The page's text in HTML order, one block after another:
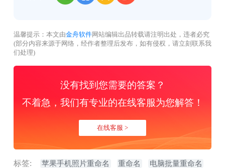
温馨提示：本文由金舟软件网站编辑出品转载请注明出处，违者必究
(部分内容来源于网络，经作者整理后发布，如有侵权，请立刻联系我
们处理)
没有找到您需要的答案？
不着急，我们有专业的在线客服为您解答！
在线客服 >
标签: 苹果手机照片重命名 重命名 电脑批量重命名